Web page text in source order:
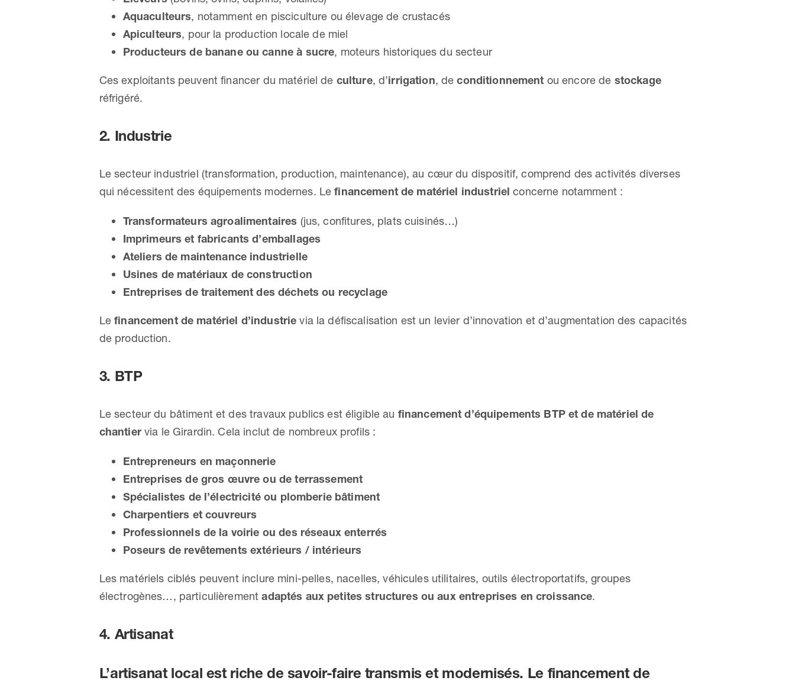
Aquaculteurs, notamment en pisciculture ou élevage de crustacés
Apiculteurs, pour la production locale de miel
Producteurs de banane ou canne à sucre, moteurs historiques du secteur
Ces exploitants peuvent financer du matériel de culture, d’irrigation, deconditionnement ou encore de stockage
réfrigéré.
2. Industrie
Le secteur industriel (transformation, production, maintenance), au cœur du dispositif, comprend des activités diverses
qui nécessitent des équipements modernes. Lefinancement de matériel industriel concerne notamment :
Transformateurs agroalimentaires (jus, confitures, plats cuisinés…)
Imprimeurs et fabricants d’emballages
Ateliers de maintenance industrielle
Usines de matériaux de construction
Entreprises de traitement des déchets ou recyclage
Lefinancement de matériel d’industrie via la défiscalisation est un levier d’innovation et d’augmentation des capacités
de production.
3. BTP
Le secteur du bâtiment et des travaux publics est éligible au financement d’équipements BTP et de matériel de
chantiervia le Girardin. Cela inclut de nombreux profils :
Entrepreneurs en maçonnerie
Entreprises de gros œuvre ou de terrassement
Spécialistes de l’électricité ou plomberie bâtiment
Charpentiers et couvreurs
Professionnels de la voirie ou des réseaux enterrés
Poseurs de revêtements extérieurs / intérieurs
Les matériels ciblés peuvent inclure mini-pelles, nacelles, véhicules utilitaires, outils électroportatifs, groupes
électrogènes…, particulièrementadaptés aux petites structures ou aux entreprises en croissance.
4. Artisanat
L’artisanat local est riche de savoir-faire transmis et modernisés. Le financement de